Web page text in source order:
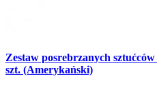
Zestaw posrebrzanych
szt. (Amerykański)